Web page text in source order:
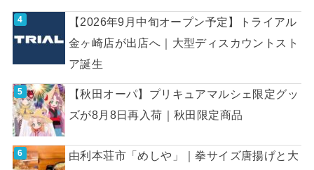
【2026年9月中旬オープン予定】トライアル
金ヶ崎店が出店へ｜大型ディスカウントスト
ア誕生
【秋田オーパ】プリキュアマルシェ限定グッ
ズが8月8日再入荷｜秋田限定商品
由利本荘市「めしや」｜拳サイズ唐揚げと大